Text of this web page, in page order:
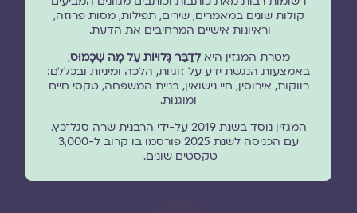
קולות שונים במאמרים, שירים, תפילות, מסות פרוזה,
וראיונות אישיים המרחיבים את הדעת.
מטרת המגזין היאלְדַבֵּר גְּלוּיוֹת עַל מָה שֶׁכָּמוּס,
באמצעות הנגשת ידע על זוגיות, הלכה ומיניות ובכללם:
רווקות, אירוסין, חיי נישואין, בניית המשפחה, טקסי חיים
ומוגנוּת.
המגזין נוסד בשנת 2019 על-ידי הרבנית שרה סגל־כץ.
עם הכניסה לשנת 2025 פורסמו בו קרוב ל-3,000
טקסטים שונים.